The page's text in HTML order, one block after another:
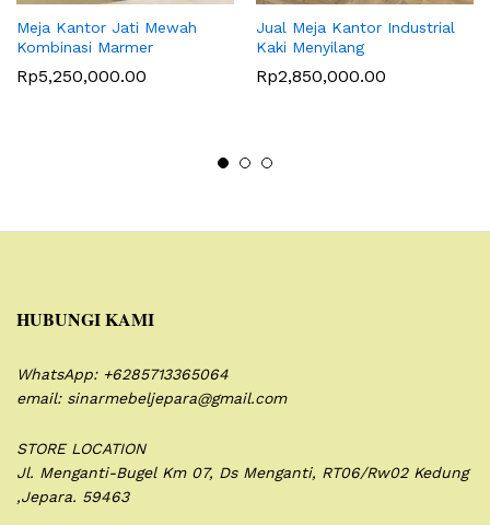
Meja Kantor Jati Mewah
Kombinasi Marmer
Rp5,250,000.00
Jual Meja Kantor Industrial
Kaki Menyilang
Rp2,850,000.00
HUBUNGI KAMI
WhatsApp: +6285713365064
email: sinarmebeljepara@gmail.com
STORE LOCATION
Jl. Menganti-Bugel Km 07, Ds Menganti, RT06/Rw02 Kedung
,Jepara. 59463